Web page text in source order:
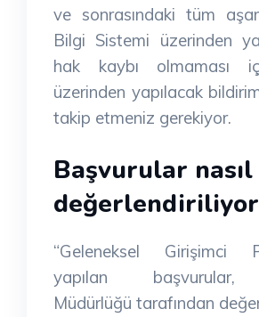
ve sonrasındaki tüm
Bilgi Sistemi üzerinden
hak kaybı olmaması
üzerinden yapılacak
takip etmeniz gerekiyor.
Başvurular nasıl
“Geleneksel Girişimci
yapılan
Müdürlüğü tarafından